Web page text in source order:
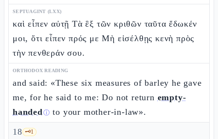
SEPTUAGINT (LXX)
καὶ εἶπεν αὐτῇ Τὰ ἓξ τῶν κριθῶν ταῦτα ἔδωκέν
μοι, ὅτι εἶπεν πρός με Μὴ εἰσέλθῃς κενὴ πρὸς
τὴν πενθεράν σου.
ORTHODOX READING
and said: «These six measures of barley he gave
me, for he said to me: Do not return empty-
handedⓘ to your mother-in-law».
18 🗝️1